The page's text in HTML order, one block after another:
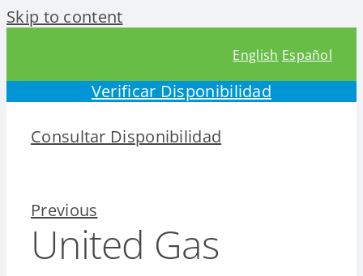
Skip to content
English Español
Verificar Disponibilidad
Consultar Disponibilidad
Previous
United Gas